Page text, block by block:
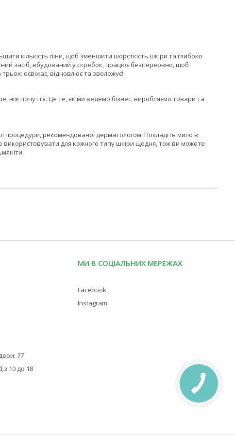
кількість піни, щоб зменшити шорсткість шкіри та глибоко
засіб, вбудований у скребок, працює безперервно, щоб
освіжає, відновлює та зволожує!
ніж почуття. Це те, як ми ведемо бізнес, виробляємо товари та
процедури, рекомендованої дерматологом. Покладіть мило в
для кожного типу шкіри щодня, тож ви можете
77
10 до 18
МИ В СОЦІАЛЬНИХ МЕРЕЖАХ
Facebook
Instagram